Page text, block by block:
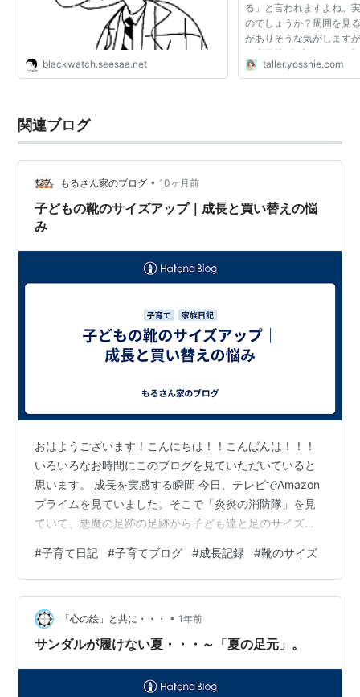
blackwatch.seesaa.net
る」と言われますよね。
のでしょうか？周囲を見
がありそうな気がします
は小学校6年生になった
25.5cm位だったと記憶し
taller.yosshie.com
関連ブログ
もるさん家のブログ • 10ヶ月前
子どもの靴のサイズアップ｜成長と買い替えの悩
み
おはようございます！こんにちは！！こんばんは！！！
いろいろなお時間にこのブログを見ていただいていると
思います。 成長を実感する瞬間 今日、テレビでAmazon
プライムを見ていました。そこで「炎炎の消防隊」を見
ていて、悪魔の足跡の足跡から子ども達と足のサイズを
なってきました。お兄ちゃんがすでに私と同じサイズは
わかっていたのです。弟くんも母と比べてみたら、ほぼ
同じか、むしろ少し大きいくらいでした。 「靴はキツく
ない？」と聞くも「別に〜」の返事。でも玄関にいって
いつも学校に履いていっている靴を履かせてみると、つ
#子育て日記 #子育てブログ #成長記録 #靴のサイズ
「心の絵」と共に・・・ • 1年前
サンダルが履けない夏・・・～「夏の足元」。